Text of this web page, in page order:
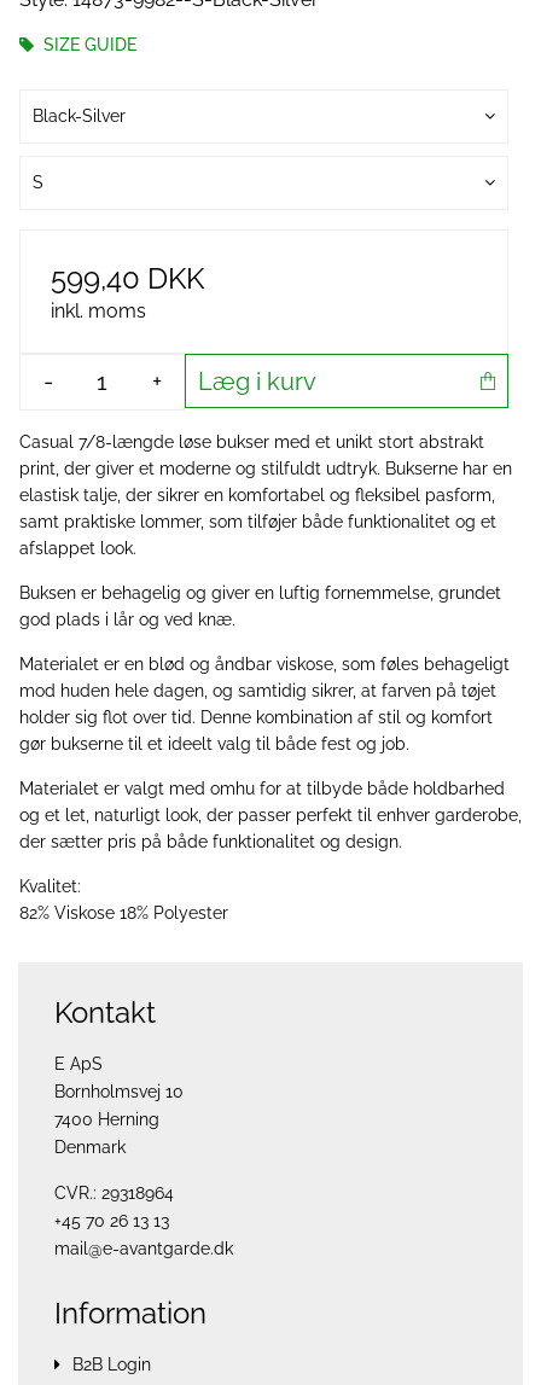
SIZE GUIDE
Black-Silver
S
599,40 DKK
inkl. moms
- + Læg i kurv
Casual 7/8-længde løse bukser med et unikt stort abstrakt
print, der giver et moderne og stilfuldt udtryk. Bukserne har en
elastisk talje, der sikrer en komfortabel og fleksibel pasform,
samt praktiske lommer, som tilføjer både funktionalitet og et
afslappet look.
Buksen er behagelig og giver en luftig fornemmelse, grundet
god plads i lår og ved knæ.
Materialet er en blød og åndbar viskose, som føles behageligt
mod huden hele dagen, og samtidig sikrer, at farven på tøjet
holder sig flot over tid. Denne kombination af stil og komfort
gør bukserne til et ideelt valg til både fest og job.
Materialet er valgt med omhu for at tilbyde både holdbarhed
og et let, naturligt look, der passer perfekt til enhver garderobe,
der sætter pris på både funktionalitet og design.
Kvalitet:
82% Viskose 18% Polyester
Kontakt
E ApS
Bornholmsvej 10
7400 Herning
Denmark
CVR.: 29318964
+45 70 26 13 13
mail@e-avantgarde.dk
Information
B2B Login